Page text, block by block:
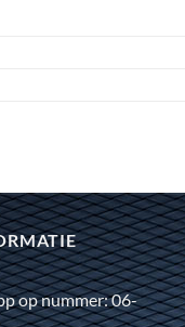
op nummer: 06-